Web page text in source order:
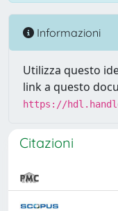
Informazioni
Utilizza questo
link a questo
https://
Citazioni